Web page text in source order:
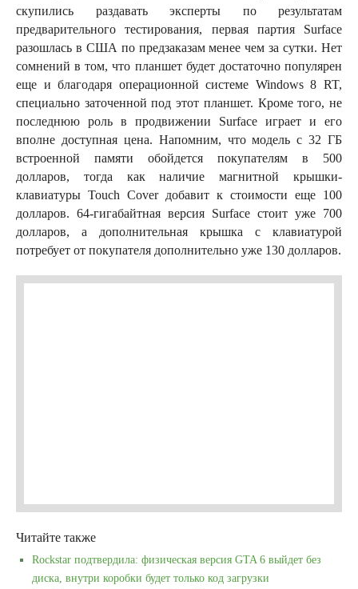
скупились раздавать эксперты по результатам
предварительного тестирования, первая партия Surface
разошлась в США по предзаказам менее чем за сутки. Нет
сомнений в том, что планшет будет достаточно популярен
еще и благодаря операционной системе Windows 8 RT,
специально заточенной под этот планшет. Кроме того, не
последнюю роль в продвижении Surface играет и его
вполне доступная цена. Напомним, что модель с 32 ГБ
встроенной памяти обойдется покупателям в 500
долларов, тогда как наличие магнитной крышки-
клавиатуры Touch Cover добавит к стоимости еще 100
долларов. 64-гигабайтная версия Surface стоит уже 700
долларов, а дополнительная крышка с клавиатурой
потребует от покупателя дополнительно уже 130 долларов.
Читайте также
Rockstar подтвердила: физическая версия GTA 6 выйдет без
диска, внутри коробки будет только код загрузки